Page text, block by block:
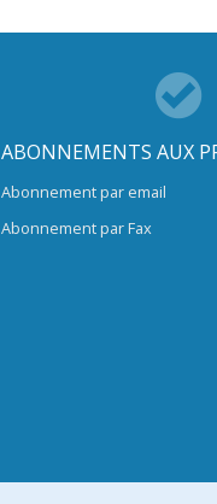
ABONNEMENTS AUX
Abonnement par email
Abonnement par Fax